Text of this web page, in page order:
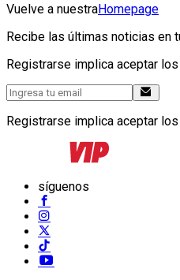
Vuelve a nuestraHomepage
Recibe las últimas noticias en
Registrarse implica aceptar los
Registrarse implica aceptar los
síguenos